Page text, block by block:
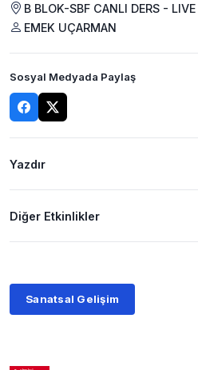
B BLOK-SBF CANLI DERS -
EMEK UÇARMAN
Sosyal Medyada Paylaş
Yazdır
Diğer Etkinlikler
Sanatsal Gelişim